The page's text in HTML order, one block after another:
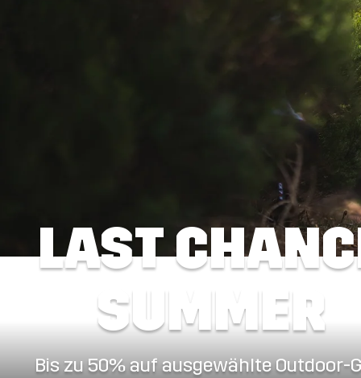
LAST
SUMMER
Bis zu 50% auf ausgewählte Outdoor-